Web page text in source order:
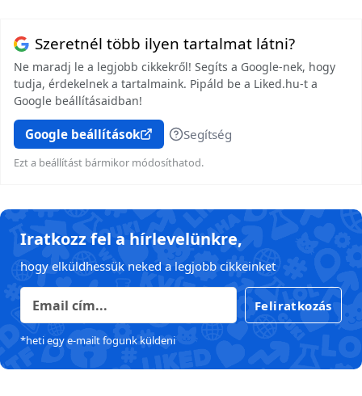
Szeretnél több ilyen tartalmat látni?
Ne maradj le a legjobb cikkekről! Segíts a Google-nek, hogy
tudja, érdekelnek a tartalmaink. Pipáld be a Liked.hu-t a
Google beállításaidban!
Google beállítások Segítség
Ezt a beállítást bármikor módosíthatod.
Iratkozz fel a hírlevelünkre,
hogy elküldhessük neked a legjobb cikkeinket
Feliratkozás
*heti egy e-mailt fogunk küldeni